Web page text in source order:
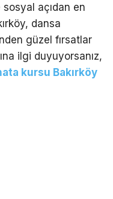
sosyal açıdan en
dansa
güzel fırsatlar
ilgi duyuyorsanız,
kursu Bakırköy